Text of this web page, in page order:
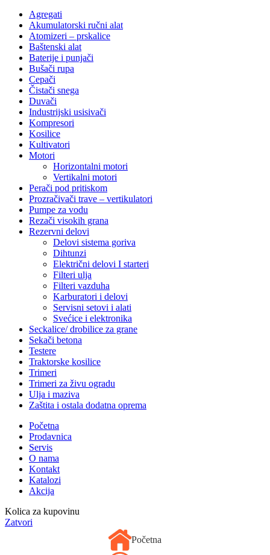
Agregati
Akumulatorski ručni alat
Atomizeri – prskalice
Baštenski alat
Baterije i punjači
Bušači rupa
Cepači
Čistači snega
Duvači
Industrijski usisivači
Kompresori
Kosilice
Kultivatori
Motori
Horizontalni motori
Vertikalni motori
Perači pod pritiskom
Prozračivači trave – vertikulatori
Pumpe za vodu
Rezači visokih grana
Rezervni delovi
Delovi sistema goriva
Dihtunzi
Električni delovi I starteri
Filteri ulja
Filteri vazduha
Karburatori i delovi
Servisni setovi i alati
Svećice i elektronika
Seckalice/ drobilice za grane
Sekači betona
Testere
Traktorske kosilice
Trimeri
Trimeri za živu ogradu
Ulja i maziva
Zaštita i ostala dodatna oprema
Početna
Prodavnica
Servis
O nama
Kontakt
Katalozi
Akcija
Kolica za kupovinu
Zatvori
Početna